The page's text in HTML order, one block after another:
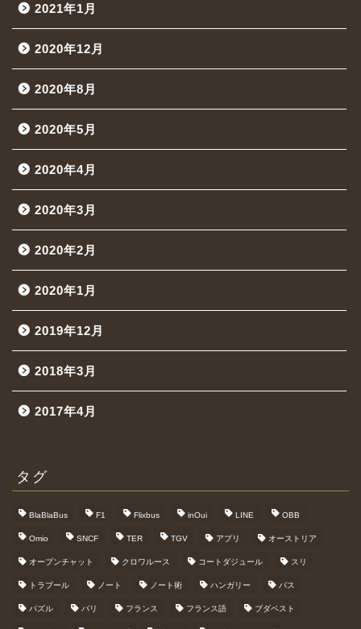
2021年1月
2020年12月
2020年8月
2020年5月
2020年4月
2020年3月
2020年2月
2020年1月
2019年12月
2018年3月
2017年4月
タグ
BlaBlaBus F1 Flixbus inOui LINE OBB
Omio SNCF TER TGV アプリ オーストリア
オープンチャット クロワルース コートダジュール スリ
トラブール ノート ノート術 ハンガリー バス
パズル パリ フランス フランス語 ブダペスト